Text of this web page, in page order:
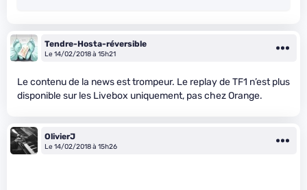
Tendre-Hosta-réversible
Le 14/02/2018 à 15h21
Le contenu de la news est trompeur. Le replay de TF1 n’est plus
disponible sur les Livebox uniquement, pas chez Orange.
OlivierJ
Le 14/02/2018 à 15h26